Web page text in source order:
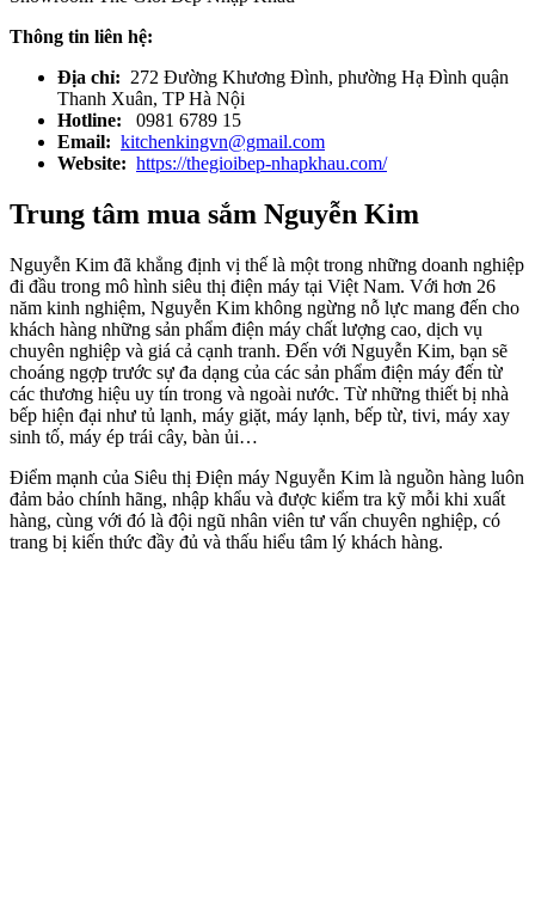
Thông tin liên hệ:
Địa chỉ: 272 Đường Khương Đình, phường Hạ Đình quận
Thanh Xuân, TP Hà Nội
Hotline:
0981 6789 15
Email: kitchenkingvn@gmail.com
Website: https://thegioibep-nhapkhau.com/
Trung tâm mua sắm Nguyễn Kim
Nguyễn Kim đã khẳng định vị thế là một trong những doanh nghiệp
đi đầu trong mô hình siêu thị điện máy tại Việt Nam. Với hơn 26
năm kinh nghiệm, Nguyễn Kim không ngừng nỗ lực mang đến cho
khách hàng những sản phẩm điện máy chất lượng cao, dịch vụ
chuyên nghiệp và giá cả cạnh tranh. Đến với Nguyễn Kim, bạn sẽ
choáng ngợp trước sự đa dạng của các sản phẩm điện máy đến từ
các thương hiệu uy tín trong và ngoài nước. Từ những thiết bị nhà
bếp hiện đại như tủ lạnh, máy giặt, máy lạnh, bếp từ, tivi, máy xay
sinh tố, máy ép trái cây, bàn ủi…
Điểm mạnh của Siêu thị Điện máy Nguyễn Kim là nguồn hàng luôn
đảm bảo chính hãng, nhập khẩu và được kiểm tra kỹ mỗi khi xuất
hàng, cùng với đó là đội ngũ nhân viên tư vấn chuyên nghiệp, có
trang bị kiến thức đầy đủ và thấu hiểu tâm lý khách hàng.